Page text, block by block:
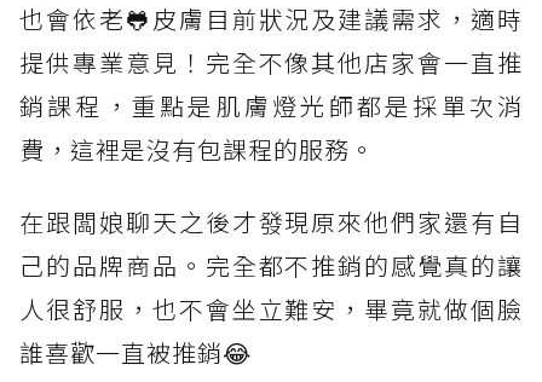
也會依老🐸皮膚目前狀況及建議需求，適時
提供專業意見！完全不像其他店家會一直推
銷課程，重點是肌膚燈光師都是採單次消
費，這裡是沒有包課程的服務。
在跟闆娘聊天之後才發現原來他們家還有自
己的品牌商品。完全都不推銷的感覺真的讓
人很舒服，也不會坐立難安，畢竟就做個臉
誰喜歡一直被推銷😂